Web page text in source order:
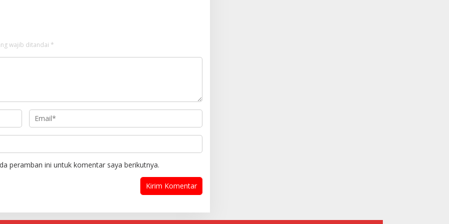
wajib ditandai *
peramban ini untuk komentar saya berikutnya.